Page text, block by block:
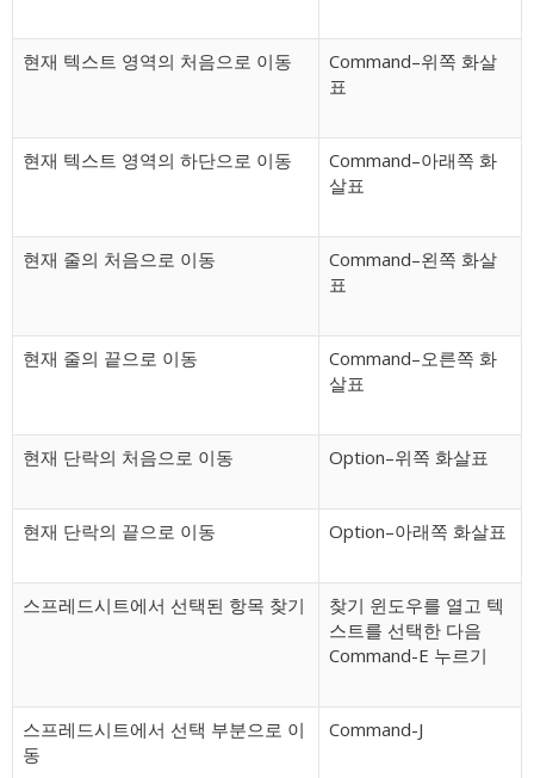
현재 텍스트 영역의 처음으로 이동
Command–위쪽 화살
표
현재 텍스트 영역의 하단으로 이동
Command–아래쪽 화
살표
현재 줄의 처음으로 이동
Command–왼쪽 화살
표
현재 줄의 끝으로 이동
Command–오른쪽 화
살표
현재 단락의 처음으로 이동 Option–위쪽 화살표
현재 단락의 끝으로 이동 Option–아래쪽 화살표
스프레드시트에서 선택된 항목 찾기
찾기 윈도우를 열고 텍
스트를 선택한 다음
Command-E 누르기
스프레드시트에서 선택 부분으로 이
동
Command-J